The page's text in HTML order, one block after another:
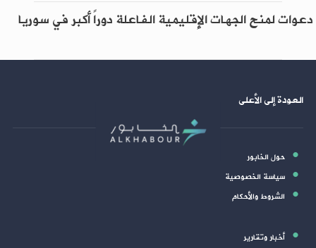
دعوات لمنح الجهات الإقليمية الفاعلة دوراً أكبر في سوريا
العودة إلى الأعلى
حول الخابور
سياسة الخصوصية
الشروط والأحكام
أخبار وتقارير